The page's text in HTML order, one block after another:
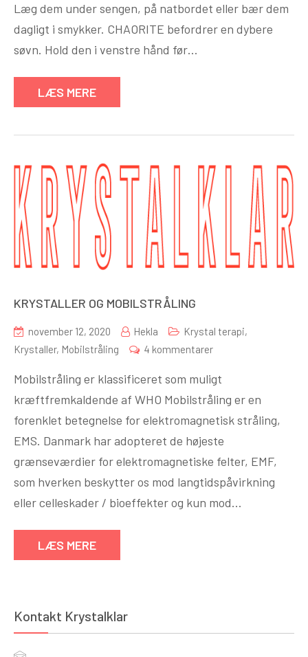
KRYSTALLER
Læg dem under sengen, på natbordet eller bær dem
dagligt i smykker. CHAORITE befordrer en dybere
søvn. Hold den i venstre hånd før…
LÆS MERE
KRYSTALLER OG MOBILSTRÅLING
november 12, 2020 Hekla Krystal terapi,
Krystaller, Mobilstråling 4 kommentarertil
OG
MOBILSTRÅLING
Mobilstråling er klassificeret som muligt
kræftfremkaldende af WHO Mobilstråling er en
forenklet betegnelse for elektromagnetisk stråling,
EMS. Danmark har adopteret de højeste
grænseværdier for elektromagnetiske felter, EMF,
som hverken beskytter os mod langtidspåvirkning
eller celleskader / bioeffekter og kun mod…
LÆS MERE
Kontakt Krystalklar